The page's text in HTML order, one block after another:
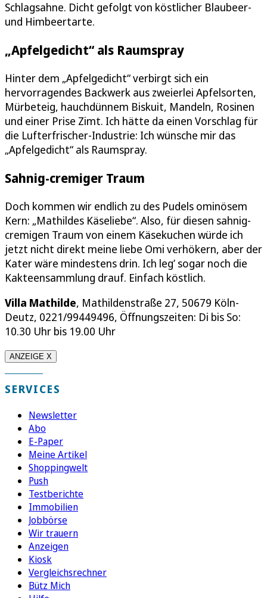
Schlagsahne. Dicht gefolgt von köstlicher Blaubeer-
und Himbeertarte.
„Apfelgedicht“ als Raumspray
Hinter dem „Apfelgedicht“ verbirgt sich ein
hervorragendes Backwerk aus zweierlei Apfelsorten,
Mürbeteig, hauchdünnem Biskuit, Mandeln, Rosinen
und einer Prise Zimt. Ich hätte da einen Vorschlag für
die Lufterfrischer-Industrie: Ich wünsche mir das
„Apfelgedicht“ als Raumspray.
Sahnig-cremiger Traum
Doch kommen wir endlich zu des Pudels ominösem
Kern: „Mathildes Käseliebe“. Also, für diesen sahnig-
cremigen Traum von einem Käsekuchen würde ich
jetzt nicht direkt meine liebe Omi verhökern, aber der
Kater wäre mindestens drin. Ich leg’ sogar noch die
Kakteensammlung drauf. Einfach köstlich.
Villa Mathilde, Mathildenstraße 27, 50679 Köln-
Deutz, 0221/99449496, Öffnungszeiten: Di bis So:
10.30 Uhr bis 19.00 Uhr
ANZEIGE X
SERVICES
Newsletter
Abo
E-Paper
Meine Artikel
Shoppingwelt
Push
Testberichte
Immobilien
Jobbörse
Wir trauern
Anzeigen
Kiosk
Vergleichsrechner
Bütz Mich